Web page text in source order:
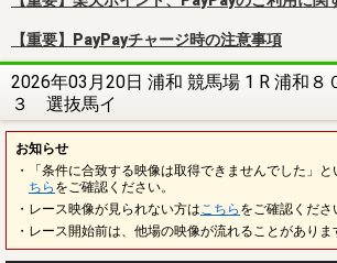
【重要】PayPayチャージ時の注意事項
2026年03月20日 浦和 競馬場 1 R 浦和
３ 選抜馬イ
お知らせ
・「条件に合致する映像は取得できませんでした」
ちら をご確認ください。
・レース映像が見られない方は こちら をご確認くださ
・レース開始前は、他場の映像が流れることがありま